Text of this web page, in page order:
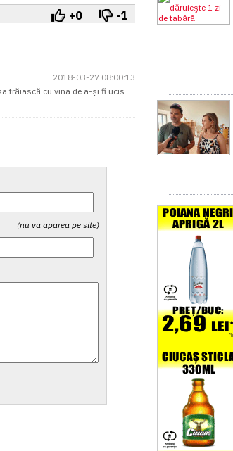
+0 -1
2018-03-27 08:00:13
trăiască cu vina de a-și fi ucis
(nu va aparea pe site)